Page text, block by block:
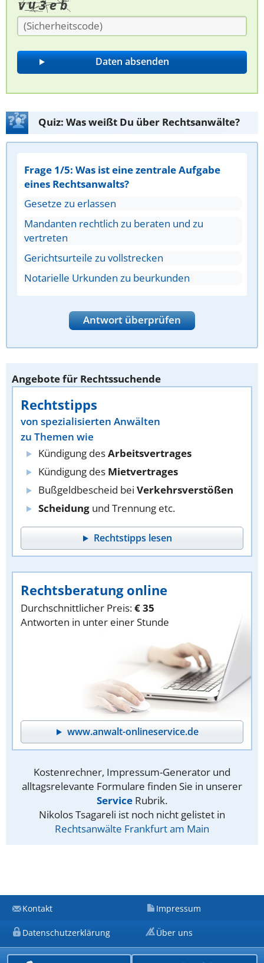
Quiz: Was weißt Du über Rechtsanwälte?
Frage 1/5: Was ist eine zentrale Aufgabe
eines Rechtsanwalts?
Gesetze zu erlassen
Mandanten rechtlich zu beraten und zu
vertreten
Gerichtsurteile zu vollstrecken
Notarielle Urkunden zu beurkunden
Antwort überprüfen
Angebote für Rechtssuchende
Rechtstipps
von spezialisierten Anwälten
zu Themen wie
Kündigung desArbeitsvertrages
Kündigung des Mietvertrages
Bußgeldbescheid bei Verkehrsverstößen
Scheidung und Trennung etc.
Rechtstipps lesen
Rechtsberatung online
Durchschnittlicher Preis:€ 35
Antworten in unter einer Stunde
www.anwalt-onlineservice.de
Kostenrechner, Impressum-Generator und
alltagsrelevante Formulare finden Sie in unserer
Service Rubrik.
Nikolos Tsagareli ist noch nicht gelistet in
Rechtsanwälte Frankfurt am Main
Kontakt Impressum
Datenschutzerklärung Über uns